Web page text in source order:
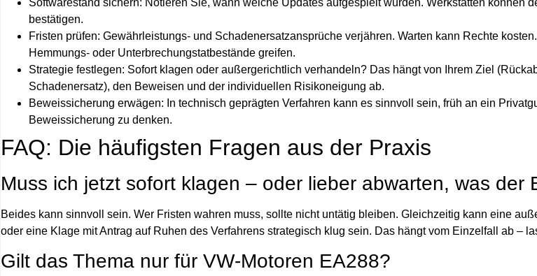
bestätigen.
Fristen prüfen: Gewährleistungs- und Schadenersatzansprüche verjähren. Warten kann Rechte
Hemmungs- oder Unterbrechungstatbestände greifen.
Strategie festlegen: Sofort klagen oder außergerichtlich verhandeln? Das hängt von Ihrem Ziel
Schadenersatz), den Beweisen und der individuellen Risikoneigung ab.
Beweissicherung erwägen: In technisch geprägten Verfahren kann es sinnvoll sein, früh an ein
Beweissicherung zu denken.
FAQ: Die häufigsten Fragen aus der Praxis
Muss ich jetzt sofort klagen – oder lieber abwarten, was der
Beides kann sinnvoll sein. Wer Fristen wahren muss, sollte nicht untätig bleiben. Gleichzeitig kann eine
oder eine Klage mit Antrag auf Ruhen des Verfahrens strategisch klug sein. Das hängt vom Einzelfall ab –
Gilt das Thema nur für VW‑Motoren EA288?